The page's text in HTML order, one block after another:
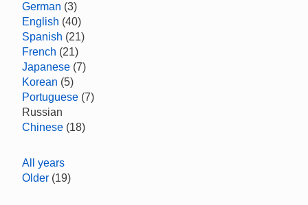
German (3)
English (40)
Spanish (21)
French (21)
Japanese (7)
Korean (5)
Portuguese (7)
Russian
Chinese (18)
All years
Older (19)